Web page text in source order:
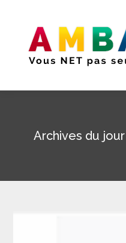
Archives du jour